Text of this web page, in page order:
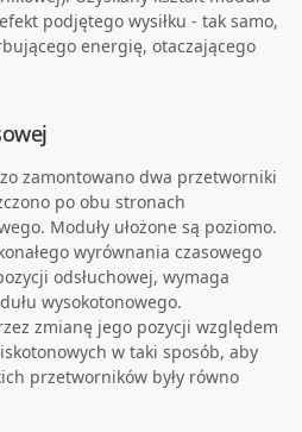
podjętego wysiłku - tak samo,
energię, otaczającego
zamontowano dwa przetworniki
po obu stronach
Moduły ułożone są poziomo.
wyrównania czasowego
odsłuchowej, wymaga
wysokotonowego.
zmianę jego pozycji względem
w taki sposób, aby
przetworników były równo